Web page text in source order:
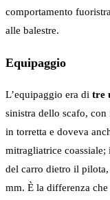
comportamento
alle balestre.
Equipaggio
L’equipaggio era di tre
sinistra dello scafo, con
in torretta e doveva
mitragliatrice coassiale;
del carro dietro il
mm. È la differenza